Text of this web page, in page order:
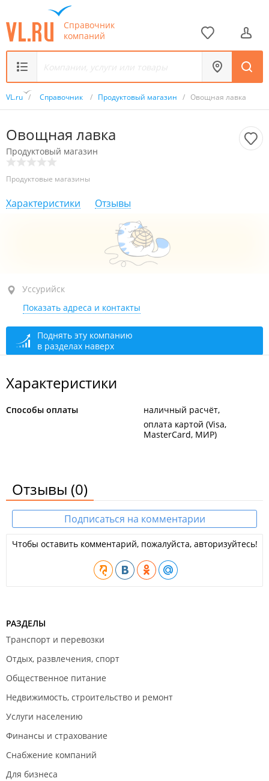
Справочник
компаний
VL.ru / Справочник / Продуктовый магазин / Овощная лавка
Овощная лавка
Продуктовый магазин
Продуктовые магазины
Характеристики Отзывы
Уссурийск, ул. Муравьева, 69 стр. 2
1-й этаж
открыто, закроется через 40 мин.
Уссурийск
Показать адреса и контакты
Поднять эту компанию
в разделах наверх
Характеристики
Способы оплаты
наличный расчёт
оплата картой (Visa,
MasterCard, МИР)
Отзывы (0)
Подписаться на комментарии
Чтобы оставить комментарий, пожалуйста, авторизуйтесь!
РАЗДЕЛЫ
Транспорт и перевозки
Отдых, развлечения, спорт
Общественное питание
Недвижимость, строительство и ремонт
Услуги населению
Финансы и страхование
Снабжение компаний
Для бизнеса